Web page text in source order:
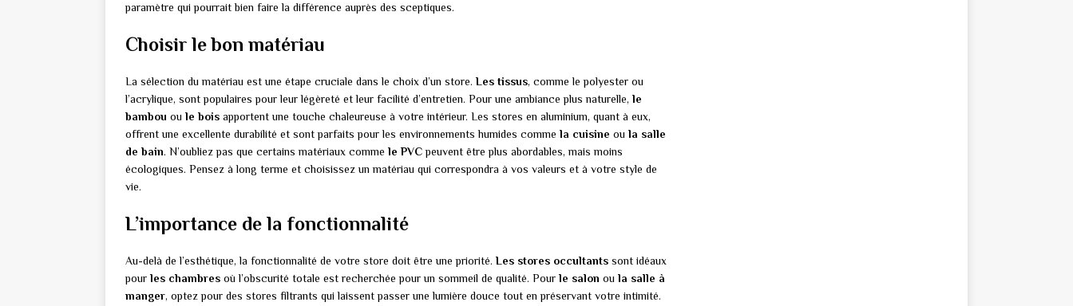
paramètre qui pourrait bien faire la différence auprès des sceptiques.
Choisir le bon matériau
La sélection du matériau est une étape cruciale dans le choix d’un store.Les tissus, comme le polyester ou
l’acrylique, sont populaires pour leur légèreté et leur facilité d’entretien. Pour une ambiance plus naturelle, le
bambou ou le bois apportent une touche chaleureuse à votre intérieur. Les stores en aluminium, quant à eux,
offrent une excellente durabilité et sont parfaits pour les environnements humides comme la cuisine ou la salle
de bain. N’oubliez pas que certains matériaux comme le PVCpeuvent être plus abordables, mais moins
écologiques. Pensez à long terme et choisissez un matériau qui correspondra à vos valeurs et à votre style de
vie.
L’importance de la fonctionnalité
Au-delà de l’esthétique, la fonctionnalité de votre store doit être une priorité.Les stores occultants sont idéaux
pour les chambres où l’obscurité totale est recherchée pour un sommeil de qualité. Pour le salon ou la salle à
manger, optez pour des stores filtrants qui laissent passer une lumière douce tout en préservant votre intimité.